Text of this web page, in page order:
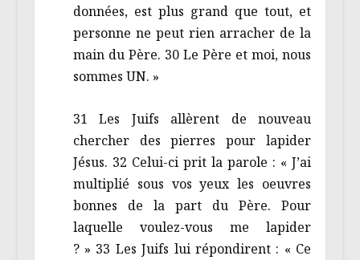
données, est plus grand que tout, et
personne ne peut rien arracher de la
main du Père. 30 Le Père et moi, nous
sommes UN. »
31 Les Juifs allèrent de nouveau
chercher des pierres pour lapider
Jésus. 32 Celui-ci prit la parole : « J’ai
multiplié sous vos yeux les oeuvres
bonnes de la part du Père. Pour
laquelle voulez-vous me lapider
? » 33 Les Juifs lui répondirent : « Ce